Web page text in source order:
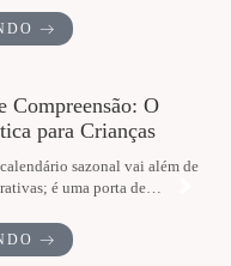
Compreensão: O
para Crianças
sazonal vai além de
é uma porta de…